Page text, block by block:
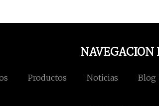
NAVEGACION
Productos Noticias Blog